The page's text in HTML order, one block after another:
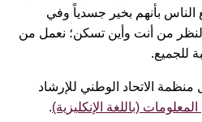
الناس بأنهم بخير جسدياً وفي
من أنت وأين تسكن؛ نعمل من
للجميع.
الاتحاد الوطني للإرشاد
(باللغة الإنكليزية).